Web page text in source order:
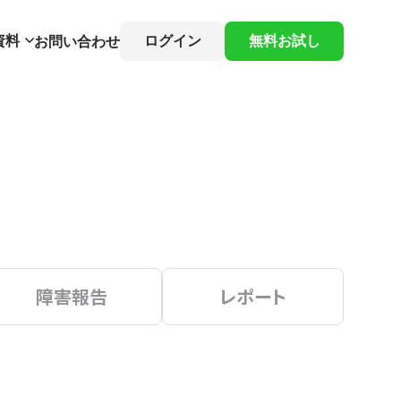
料 お問い合わせ ログイン 無料お試し
障害報告 レポート